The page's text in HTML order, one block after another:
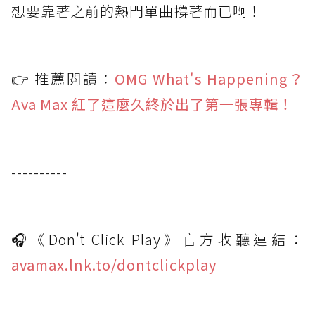
想要靠著之前的熱門單曲撐著而已啊！
👉 推薦閱讀： OMG What's Happening？
Ava Max 紅了這麼久終於出了第一張專輯！
----------
🎧《Don't Click Play》官方收聽連結：
avamax.lnk.to/dontclickplay